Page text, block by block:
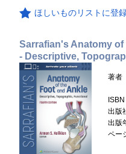
ほしいものリストに登
Sarrafian's Anatomy
- Descriptive,
著者
ISBN
出版
出版
ペー